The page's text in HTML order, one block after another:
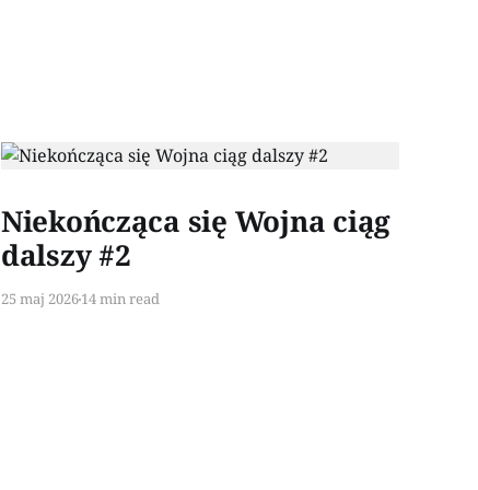
Niekończąca się Wojna ciąg
dalszy #2
25 maj 202614 min read